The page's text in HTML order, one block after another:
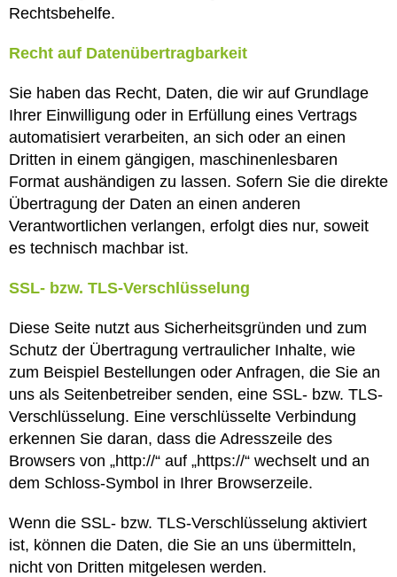
Rechtsbehelfe.
Recht auf Daten­übertrag­barkeit
Sie haben das Recht, Daten, die wir auf Grundlage
Ihrer Einwilligung oder in Erfüllung eines Vertrags
automatisiert verarbeiten, an sich oder an einen
Dritten in einem gängigen, maschinenlesbaren
Format aushändigen zu lassen. Sofern Sie die direkte
Übertragung der Daten an einen anderen
Verantwortlichen verlangen, erfolgt dies nur, soweit
es technisch machbar ist.
SSL- bzw. TLS-Verschlüsselung
Diese Seite nutzt aus Sicherheitsgründen und zum
Schutz der Übertragung vertraulicher Inhalte, wie
zum Beispiel Bestellungen oder Anfragen, die Sie an
uns als Seitenbetreiber senden, eine SSL- bzw. TLS-
Verschlüsselung. Eine verschlüsselte Verbindung
erkennen Sie daran, dass die Adresszeile des
Browsers von „http://“ auf „https://“ wechselt und an
dem Schloss-Symbol in Ihrer Browserzeile.
Wenn die SSL- bzw. TLS-Verschlüsselung aktiviert
ist, können die Daten, die Sie an uns übermitteln,
nicht von Dritten mitgelesen werden.